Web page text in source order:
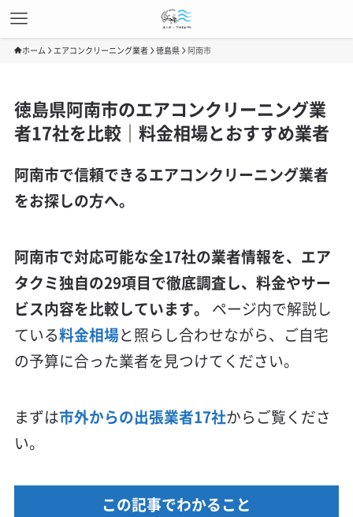
ホーム エアコンクリーニング業者 徳島県 阿南市
徳島県阿南市のエアコンクリーニング業
者17社を比較｜料金相場とおすすめ業者
阿南市で信頼できるエアコンクリーニング業者
をお探しの方へ。
阿南市で対応可能な全17社の業者情報を、エア
タクミ独自の29項目で徹底調査し、料金やサー
ビス内容を比較しています。
ページ内で解説し
ている料金相場と照らし合わせながら、ご自宅
の予算に合った業者を見つけてください。
まずは市外からの出張業者17社からご覧くださ
い。
この記事でわかること